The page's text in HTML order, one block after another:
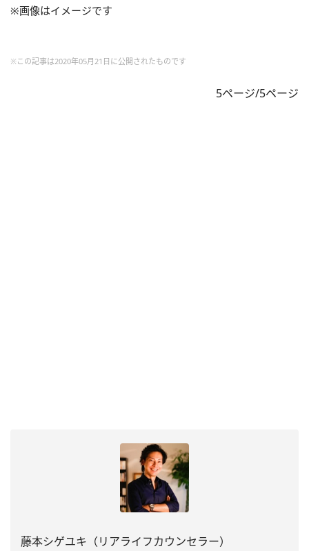
※画像はイメージです
※この記事は2020年05月21日に公開されたものです
5ページ/5ページ
藤本シゲユキ（リアライフカウンセラー）